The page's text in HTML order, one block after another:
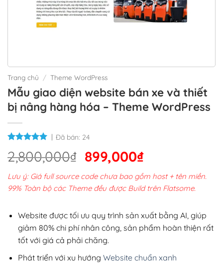
Trang chủ / Theme WordPress
Mẫu giao diện website bán xe và thiết
bị nâng hàng hóa – Theme WordPress
Đã bán: 24
2,800,000₫ Giá
gốc
là:
2,800,000₫.
899,000₫Giá
hiện
tại
899,000₫.
Lưu ý: Giá full source code chưa bao gồm host + tên miền.
99% Toàn bộ các Theme đều được Build trên Flatsome.
Website được tối ưu quy trình sản xuất bằng AI, giúp
giảm 80% chi phí nhân công, sản phẩm hoàn thiện rất
tốt với giá cả phải chăng.
Phát triển với xu hướng Website chuẩn xanh